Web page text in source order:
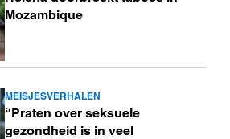
Mozambique
MEISJESVERHALEN
“Praten over seksuele
gezondheid is in veel